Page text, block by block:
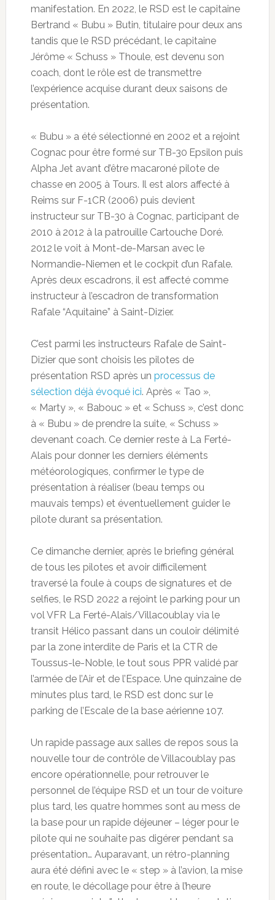
manifestation. En 2022, le RSD est le capitaine
Bertrand « Bubu » Butin, titulaire pour deux ans
tandis que le RSD précédant, le capitaine
Jérôme « Schuss » Thoule, est devenu son
coach, dont le rôle est de transmettre
l’expérience acquise durant deux saisons de
présentation.
« Bubu » a été sélectionné en 2002 et a rejoint
Cognac pour être formé sur TB-30 Epsilon puis
Alpha Jet avant d’être macaroné pilote de
chasse en 2005 à Tours. Il est alors affecté à
Reims sur F-1CR (2006) puis devient
instructeur sur TB-30 à Cognac, participant de
2010 à 2012 à la patrouille Cartouche Doré.
2012 le voit à Mont-de-Marsan avec le
Normandie-Niemen et le cockpit d’un Rafale.
Après deux escadrons, il est affecté comme
instructeur à l’escadron de transformation
Rafale “Aquitaine” à Saint-Dizier.
C’est parmi les instructeurs Rafale de Saint-
Dizier que sont choisis les pilotes de
présentation RSD après un processus de
sélection déjà évoqué ici. Après « Tao »,
« Marty », « Babouc » et « Schuss », c’est donc
à « Bubu » de prendre la suite, « Schuss »
devenant coach. Ce dernier reste à La Ferté-
Alais pour donner les derniers éléments
météorologiques, confirmer le type de
présentation à réaliser (beau temps ou
mauvais temps) et éventuellement guider le
pilote durant sa présentation.
Ce dimanche dernier, après le briefing général
de tous les pilotes et avoir difficilement
traversé la foule à coups de signatures et de
selfies, le RSD 2022 a rejoint le parking pour un
vol VFR La Ferté-Alais/Villacoublay via le
transit Hélico passant dans un couloir délimité
par la zone interdite de Paris et la CTR de
Toussus-le-Noble, le tout sous PPR validé par
l’armée de l’Air et de l’Espace. Une quinzaine de
minutes plus tard, le RSD est donc sur le
parking de l’Escale de la base aérienne 107.
Un rapide passage aux salles de repos sous la
nouvelle tour de contrôle de Villacoublay pas
encore opérationnelle, pour retrouver le
personnel de l’équipe RSD et un tour de voiture
plus tard, les quatre hommes sont au mess de
la base pour un rapide déjeuner – léger pour le
pilote qui ne souhaite pas digérer pendant sa
présentation… Auparavant, un rétro-planning
aura été défini avec le « step » à l’avion, la mise
en route, le décollage pour être à l’heure